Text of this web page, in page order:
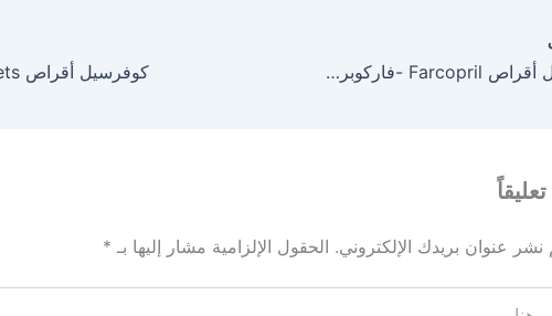
فاركوبريل أقراص Farcopril -فاركوبريل بلاس لعلاج الضغط المرتفع والجرعة المسموح بها كوفرسيل أقراص Coversyl Tablets
نشر عنوان بريدك الإلكتروني. الحقول الإلزامية مشار إليها بـ *